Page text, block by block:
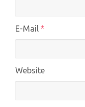
E-Mail *
Website